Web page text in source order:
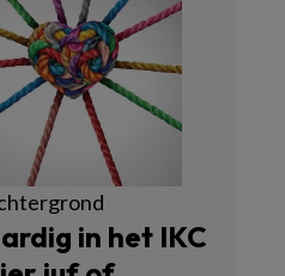
in het IKC